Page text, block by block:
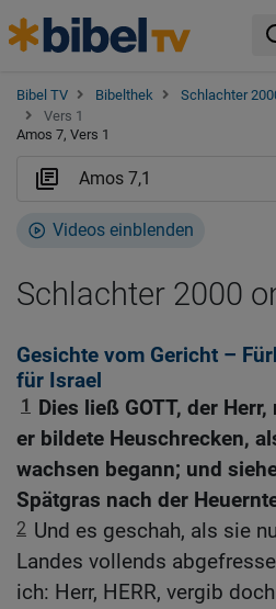
Bibel TV Bibelthek Schlachter
Vers 1
Amos 7, Vers 1
Videos einblenden
Schlachter 2000
Gesichte vom Gericht –
für Israel
1
Dies ließ GOTT, der
er bildete Heuschrecken,
wachsen begann; und
Spätgras nach der
2 Und es geschah, als sie
Landes vollends
ich: Herr, HERR, vergib